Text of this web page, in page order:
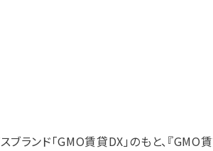
ランド「GMO賃貸DX」のもと、『GMO